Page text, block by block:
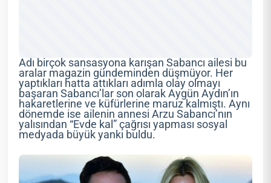
Adı birçok sansasyona karışan Sabancı ailesi bu
aralar magazin gündeminden düşmüyor. Her
yaptıkları hatta attıkları adımla olay olmayı
başaran Sabancı’lar son olarak Aygün Aydın’ın
hakaretlerine ve küfürlerine maruz kalmıştı. Aynı
dönemde ise ailenin annesi Arzu Sabancı’nın
yalısından “Evde kal” çağrısı yapması sosyal
medyada büyük yankı buldu.